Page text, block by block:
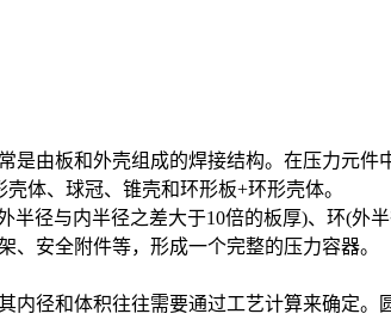
是由板和外壳组成的焊接结构。在压力元
体、球冠、锥壳和环形板+环形壳体。
径与内半径之差大于10倍的板厚)、环(外
安全附件等，形成一个完整的压力容器。
径和体积往往需要通过工艺计算来确定。